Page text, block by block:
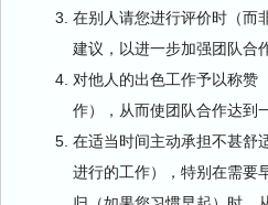
在别人请您进行评价时（而
建议，以进一步加强团队合
对他人的出色工作予以称赞
作），从而使团队合作达到
在适当时间主动承担不甚舒
进行的工作），特别在需要